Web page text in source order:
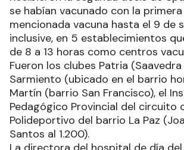
se habían vacunado con la
mencionada vacuna hasta el 9 de
inclusive, en 5 establecimientos
de 8 a 13 horas como centros
Fueron los clubes Patria
Sarmiento (ubicado en el barrio
Martín (barrio San Francisco), el
Pedagógico Provincial del circuito
Polideportivo del barrio La Paz
Santos al 1.200).